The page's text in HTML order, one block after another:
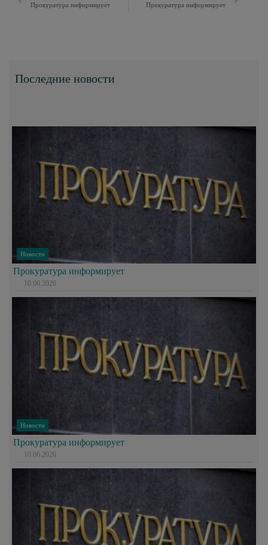
Прокуратура информирует Прокуратура информирует
Последние новости
Новости
Прокуратура информирует
10.06.2026
Новости
Прокуратура информирует
10.06.2026